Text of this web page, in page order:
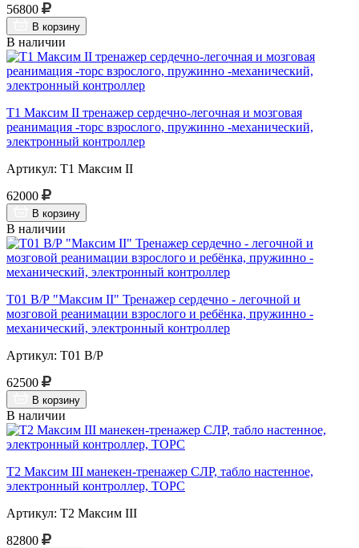
56800
В корзину
В наличии
Т1 Максим II тренажер сердечно-легочная и мозговая
реанимация -торс взрослого, пружинно -механический,
электронный контроллер
Артикул: Т1 Максим II
62000
В корзину
В наличии
Т01 В/Р "Максим II" Тренажер сердечно - легочной и
мозговой реанимации взрослого и ребёнка, пружинно -
механический, электронный контроллер
Артикул: Т01 В/Р
62500
В корзину
В наличии
Т2 Максим III манекен-тренажер СЛР, табло настенное,
электронный контроллер, ТОРС
Артикул: Т2 Максим III
82800